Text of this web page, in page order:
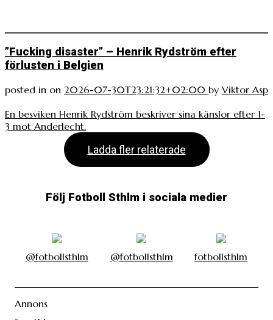
”Fucking disaster” – Henrik Rydström efter
förlusten i Belgien
posted in on 2026-07-30T23:21:32+02:00 by Viktor Asp
En besviken Henrik Rydström beskriver sina känslor efter 1-
3 mot Anderlecht.
Ladda fler relaterade
Följ Fotboll Sthlm i sociala medier
@fotbollsthlm @fotbollsthlm fotbollsthlm
Annons